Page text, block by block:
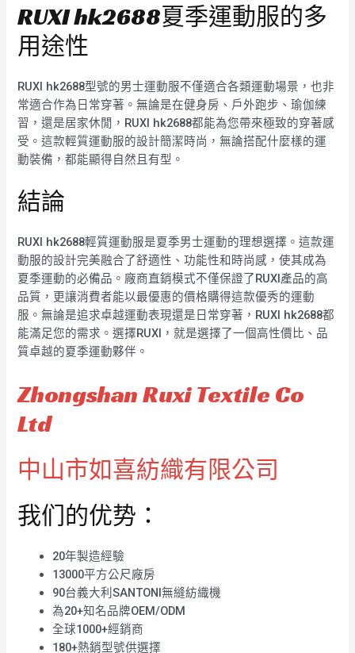
RUXI hk2688夏季運動服的多
用途性
RUXI hk2688型號的男士運動服不僅適合各類運動場景，也非
常適合作為日常穿著。無論是在健身房、戶外跑步、瑜伽練
習，還是居家休閒，RUXI hk2688都能為您帶來極致的穿著感
受。這款輕質運動服的設計簡潔時尚，無論搭配什麼樣的運
動裝備，都能顯得自然且有型。
結論
RUXI hk2688輕質運動服是夏季男士運動的理想選擇。這款運
動服的設計完美融合了舒適性、功能性和時尚感，使其成為
夏季運動的必備品。廠商直銷模式不僅保證了RUXI產品的高
品質，更讓消費者能以最優惠的價格購得這款優秀的運動
服。無論是追求卓越運動表現還是日常穿著，RUXI hk2688都
能滿足您的需求。選擇RUXI，就是選擇了一個高性價比、品
質卓越的夏季運動夥伴。
Zhongshan Ruxi Textile Co
Ltd
中山市如喜紡織有限公司
我们的优势：
20年製造經驗
13000平方公尺廠房
90台義大利SANTONI無縫紡織機
為20+知名品牌OEM/ODM
全球1000+經銷商
180+熱銷型號供選擇